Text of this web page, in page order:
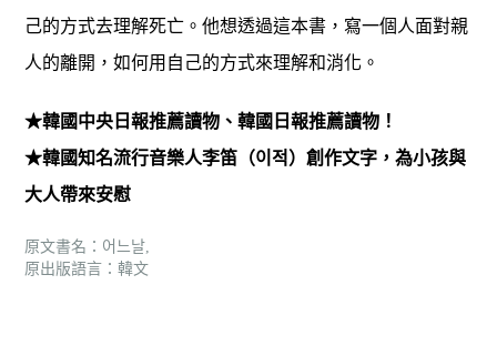
己的方式去理解死亡。他想透過這本書，寫一個人面對親
人的離開，如何用自己的方式來理解和消化。
★韓國中央日報推薦讀物、韓國日報推薦讀物！
★韓國知名流行音樂人李笛（이적）創作文字，為小孩與
大人帶來安慰
原文書名：어느날,
原出版語言：韓文